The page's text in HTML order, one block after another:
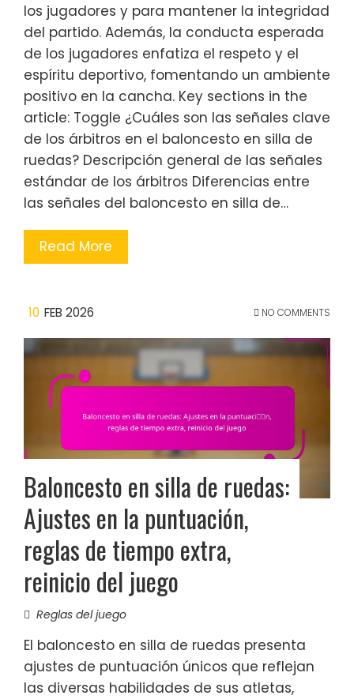
los jugadores y para mantener la integridad
del partido. Además, la conducta esperada
de los jugadores enfatiza el respeto y el
espíritu deportivo, fomentando un ambiente
positivo en la cancha. Key sections in the
article: Toggle ¿Cuáles son las señales clave
de los árbitros en el baloncesto en silla de
ruedas? Descripción general de las señales
estándar de los árbitros Diferencias entre
las señales del baloncesto en silla de…
Read More
10 FEB 2026 NO COMMENTS
Baloncesto en silla de ruedas:
Ajustes en la puntuación,
reglas de tiempo extra,
reinicio del juego
Reglas del juego
El baloncesto en silla de ruedas presenta
ajustes de puntuación únicos que reflejan
las diversas habilidades de sus atletas,